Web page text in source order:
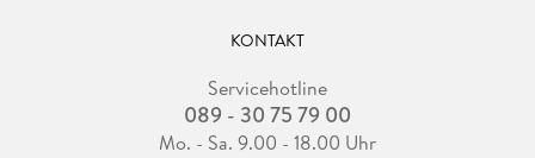
KONTAKT
Servicehotline
089 - 30 75 79 00
Mo. - Sa. 9.00 - 18.00 Uhr